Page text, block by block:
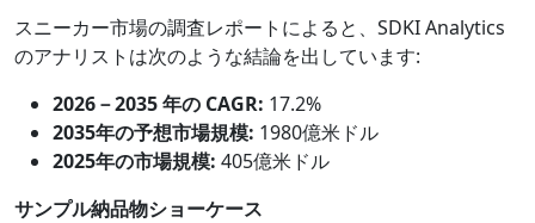
スニーカー市場の調査レポートによると、SDKI Analytics
のアナリストは次のような結論を出しています:
2026－2035 年の CAGR: 17.2%
2035年の予想市場規模: 1980億米ドル
2025年の市場規模: 405億米ドル
サンプル納品物ショーケース